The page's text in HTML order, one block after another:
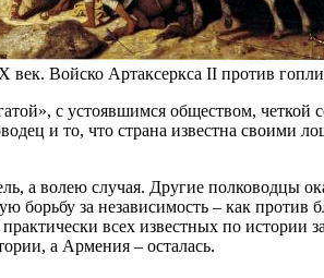
век. Войско Артаксеркса II против
с устоявшимся обществом,
и то, что страна известна своими
а волею случая. Другие полководцы
борьбу за независимость – как
всех известных по
а Армения – осталась.